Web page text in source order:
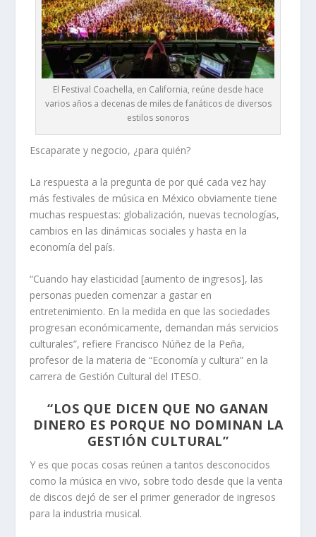
El Festival Coachella, en California, reúne desde hace
varios años a decenas de miles de fanáticos de diversos
estilos sonoros
Escaparate y negocio, ¿para quién?
La respuesta a la pregunta de por qué cada vez hay
más festivales de música en México obviamente tiene
muchas respuestas: globalización, nuevas tecnologías,
cambios en las dinámicas sociales y hasta en la
economía del país.
“Cuando hay elasticidad [aumento de ingresos], las
personas pueden comenzar a gastar en
entretenimiento. En la medida en que las sociedades
progresan económicamente, demandan más servicios
culturales”, refiere Francisco Núñez de la Peña,
profesor de la materia de “Economía y cultura” en la
carrera de Gestión Cultural del ITESO.
“LOS QUE DICEN QUE NO GANAN
DINERO ES PORQUE NO DOMINAN LA
GESTIÓN CULTURAL”
Y es que pocas cosas reúnen a tantos desconocidos
como la música en vivo, sobre todo desde que la venta
de discos dejó de ser el primer generador de ingresos
para la industria musical.